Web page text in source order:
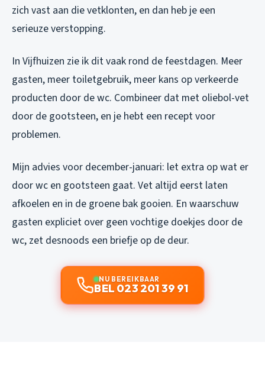
zich vast aan die vetklonten, en dan heb je een
serieuze verstopping.
In Vijfhuizen zie ik dit vaak rond de feestdagen. Meer
gasten, meer toiletgebruik, meer kans op verkeerde
producten door de wc. Combineer dat met oliebol-vet
door de gootsteen, en je hebt een recept voor
problemen.
Mijn advies voor december-januari: let extra op wat er
door wc en gootsteen gaat. Vet altijd eerst laten
afkoelen en in de groene bak gooien. En waarschuw
gasten expliciet over geen vochtige doekjes door de
wc, zet desnoods een briefje op de deur.
NU BEREIKBAAR
BEL 023 201 39 91